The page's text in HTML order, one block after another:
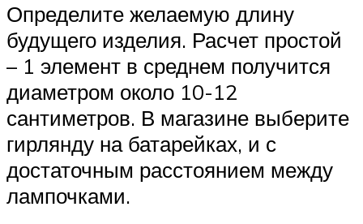
Определите желаемую длину
будущего изделия. Расчет простой
– 1 элемент в среднем получится
диаметром около 10-12
сантиметров. В магазине выберите
гирлянду на батарейках, и с
достаточным расстоянием между
лампочками.